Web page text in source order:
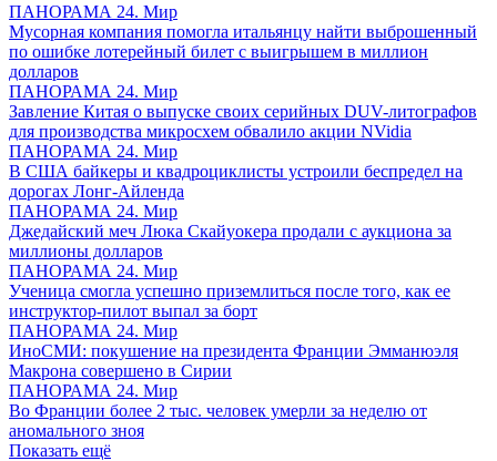
ПАНОРАМА 24. Мир
Мусорная компания помогла итальянцу найти выброшенный
по ошибке лотерейный билет с выигрышем в миллион
долларов
ПАНОРАМА 24. Мир
Завление Китая о выпуске своих серийных DUV-литографов
для производства микросхем обвалило акции NVidia
ПАНОРАМА 24. Мир
В США байкеры и квадроциклисты устроили беспредел на
дорогах Лонг-Айленда
ПАНОРАМА 24. Мир
Джедайский меч Люка Скайуокера продали с аукциона за
миллионы долларов
ПАНОРАМА 24. Мир
Ученица смогла успешно приземлиться после того, как ее
инструктор-пилот выпал за борт
ПАНОРАМА 24. Мир
ИноСМИ: покушение на президента Франции Эмманюэля
Макрона совершено в Сирии
ПАНОРАМА 24. Мир
Во Франции более 2 тыс. человек умерли за неделю от
аномального зноя
Показать ещё